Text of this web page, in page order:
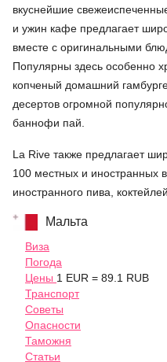
вкуснейшие
и ужин кафе предлагает
вместе с оригинальными
Популярны здесь особенно
копченый домашний
десертов огромной
баннофи пай.
La Rive также предлагает
100 местных и иностранных
иностранного пива,
Мальта
Виза
Погода
Цены 1 EUR = 89.1 RUB
Транспорт
Советы
Опасности
Таможня
Статьи